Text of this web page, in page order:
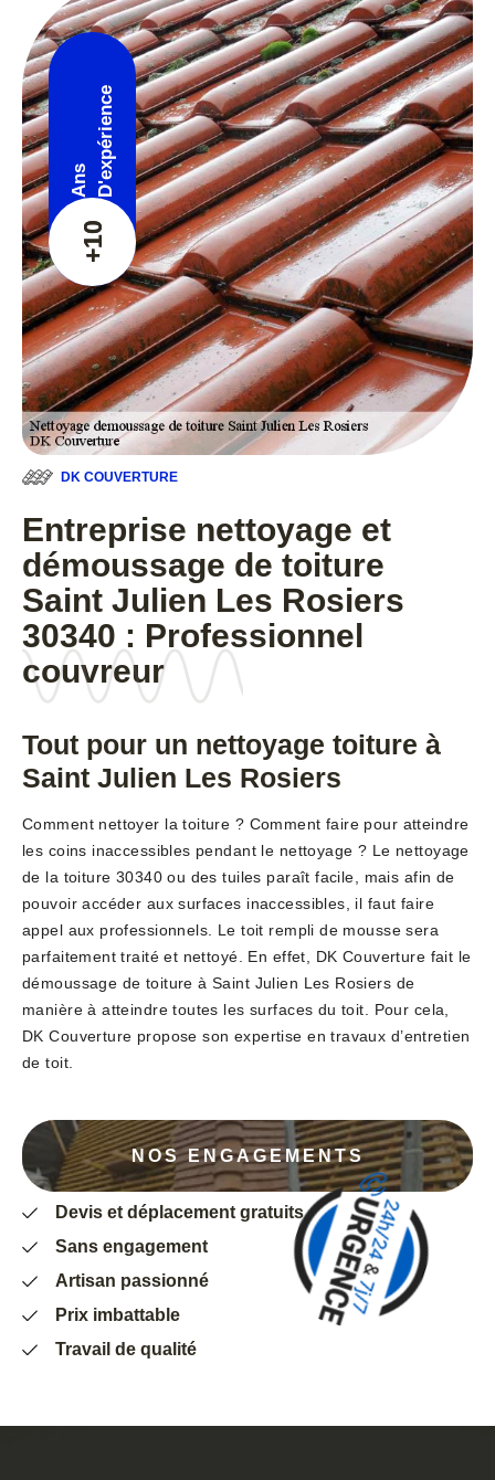
+10
Ans D'expérience
DK COUVERTURE
Entreprise nettoyage et
démoussage de toiture
Saint Julien Les Rosiers
30340 : Professionnel
couvreur
Tout pour un nettoyage toiture à
Saint Julien Les Rosiers
Comment nettoyer la toiture ? Comment faire pour atteindre
les coins inaccessibles pendant le nettoyage ? Le nettoyage
de la toiture 30340 ou des tuiles paraît facile, mais afin de
pouvoir accéder aux surfaces inaccessibles, il faut faire
appel aux professionnels. Le toit rempli de mousse sera
parfaitement traité et nettoyé. En effet, DK Couverture fait le
démoussage de toiture à Saint Julien Les Rosiers de
manière à atteindre toutes les surfaces du toit. Pour cela,
DK Couverture propose son expertise en travaux d’entretien
de toit.
NOS ENGAGEMENTS
Devis et déplacement gratuits
Sans engagement
Artisan passionné
Prix imbattable
Travail de qualité